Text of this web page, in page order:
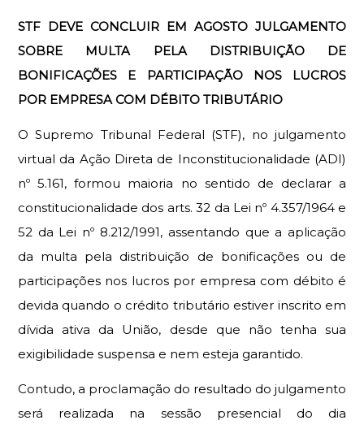
STF DEVE CONCLUIR EM AGOSTO JULGAMENTO
SOBRE MULTA PELA DISTRIBUIÇÃO DE
BONIFICAÇÕES E PARTICIPAÇÃO NOS LUCROS
POR EMPRESA COM DÉBITO TRIBUTÁRIO
O Supremo Tribunal Federal (STF), no julgamento
virtual da Ação Direta de Inconstitucionalidade (ADI)
nº 5.161, formou maioria no sentido de declarar a
constitucionalidade dos arts. 32 da Lei nº 4.357/1964 e
52 da Lei nº 8.212/1991, assentando que a aplicação
da multa pela distribuição de bonificações ou de
participações nos lucros por empresa com débito é
devida quando o crédito tributário estiver inscrito em
dívida ativa da União, desde que não tenha sua
exigibilidade suspensa e nem esteja garantido.
Contudo, a proclamação do resultado do julgamento
será realizada na sessão presencial do dia